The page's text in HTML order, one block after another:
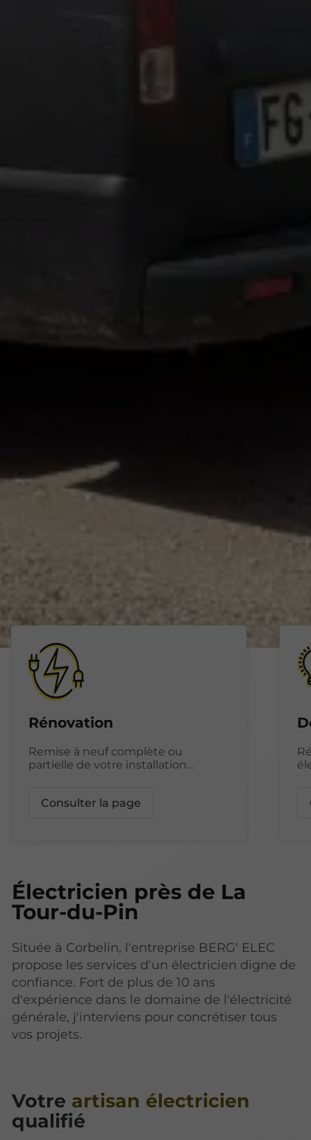
Rénovation
Remise à neuf complète ou
partielle de votre installation
Consulter la page
Électricien près de La
Tour-du-Pin
Située à Corbelin, l'entreprise BERG' ELEC
propose les services d'un électricien digne de
confiance. Fort de plus de 10 ans
d'expérience dans le domaine de l'électricité
générale, j'interviens pour concrétiser tous
vos projets.
Votre artisan électricien
qualifié